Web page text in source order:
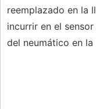
reemplazado en la
incurrir en el
del neumático en la